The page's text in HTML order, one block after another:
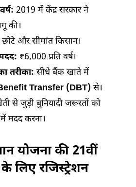
2019 में केंद्र सरकार ने
की।
छोटे और सीमांत किसान।
₹6,000 प्रति वर्ष।
तरीका: सीधे बैंक खाते में
Transfer (DBT) से।
से जुड़ी बुनियादी जरूरतों को
मदद करना।
योजना की 21वीं
लिए रजिस्ट्रेशन